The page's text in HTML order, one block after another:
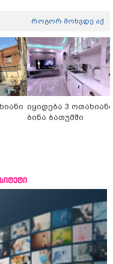
როგორ მოხვდე აქ
იყიდება 3 ოთახიანი
ბინა ბათუმში